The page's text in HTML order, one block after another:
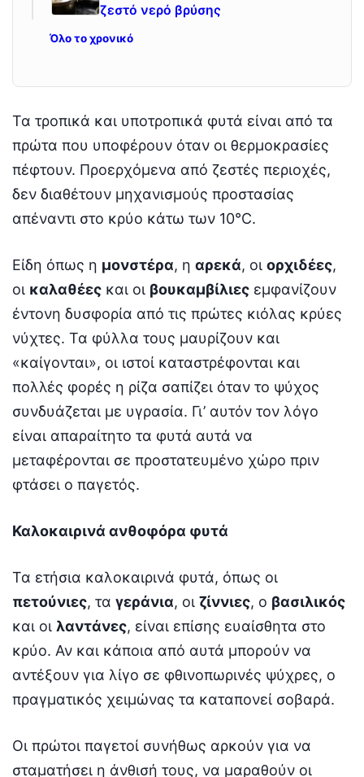
ζεστό νερό βρύσης
Όλο το χρονικό
Τα τροπικά και υποτροπικά φυτά είναι από τα
πρώτα που υποφέρουν όταν οι θερμοκρασίες
πέφτουν. Προερχόμενα από ζεστές περιοχές,
δεν διαθέτουν μηχανισμούς προστασίας
απέναντι στο κρύο κάτω των 10°C.
Είδη όπως η μονστέρα, η αρεκά, οι ορχιδέες,
οι καλαθέες και οι βουκαμβίλιες εμφανίζουν
έντονη δυσφορία από τις πρώτες κιόλας κρύες
νύχτες. Τα φύλλα τους μαυρίζουν και
«καίγονται», οι ιστοί καταστρέφονται και
πολλές φορές η ρίζα σαπίζει όταν το ψύχος
συνδυάζεται με υγρασία. Γι’ αυτόν τον λόγο
είναι απαραίτητο τα φυτά αυτά να
μεταφέρονται σε προστατευμένο χώρο πριν
φτάσει ο παγετός.
Καλοκαιρινά ανθοφόρα φυτά
Τα ετήσια καλοκαιρινά φυτά, όπως οι
πετούνιες, τα γεράνια, οι ζίννιες, ο βασιλικός
και οι λαντάνες, είναι επίσης ευαίσθητα στο
κρύο. Αν και κάποια από αυτά μπορούν να
αντέξουν για λίγο σε φθινοπωρινές ψύχρες, ο
πραγματικός χειμώνας τα καταπονεί σοβαρά.
Οι πρώτοι παγετοί συνήθως αρκούν για να
σταματήσει η άνθισή τους, να μαραθούν οι